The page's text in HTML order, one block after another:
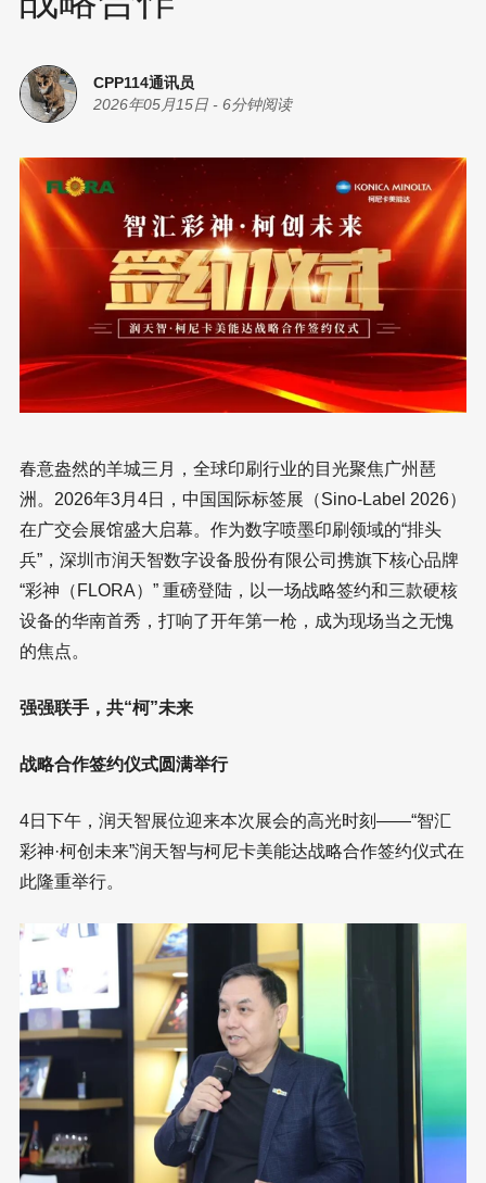
CPP114通讯员
2026年05月15日 - 6分钟阅读
春意盎然的羊城三月，全球印刷行业的目光聚焦广州琶
洲。2026年3月4日，中国国际标签展（Sino-Label 2026）
在广交会展馆盛大启幕。作为数字喷墨印刷领域的“排头
兵”，深圳市润天智数字设备股份有限公司携旗下核心品牌
“彩神（FLORA）” 重磅登陆，以一场战略签约和三款硬核
设备的华南首秀，打响了开年第一枪，成为现场当之无愧
的焦点。
强强联手，共“柯”未来
战略合作签约仪式圆满举行
4日下午，润天智展位迎来本次展会的高光时刻——“智汇
彩神·柯创未来”润天智与柯尼卡美能达战略合作签约仪式在
此隆重举行。